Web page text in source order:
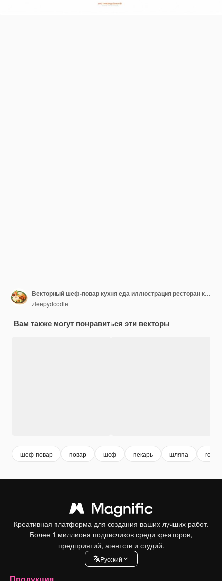
Векторный шеф-повар кухня еда иллюстрация ресторан кулинарный дизайн кулинарная униформа шляпа
zleepydoodle
Вам также могут понравиться эти векторы
шеф-повар повар шеф пекарь шляпа
Креативная платформа для создания ваших лучших работ.
Более 1 миллиона подписчиков среди креаторов,
предприятий, агентств и студий.
Pусский